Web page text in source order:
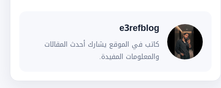
e3refblog
كاتب في الموقع يشارك أحدث المقالات
والمعلومات المفيدة.